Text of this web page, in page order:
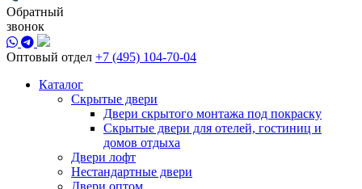
Обратный
звонок
Оптовый отдел +7 (495) 104-70-04
Каталог
Скрытые двери
Двери скрытого монтажа под покраску
Скрытые двери для отелей, гостиниц и
домов отдыха
Двери лофт
Нестандартные двери
Двери оптом